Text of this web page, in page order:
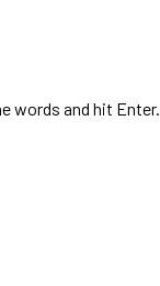
words and hit Enter.